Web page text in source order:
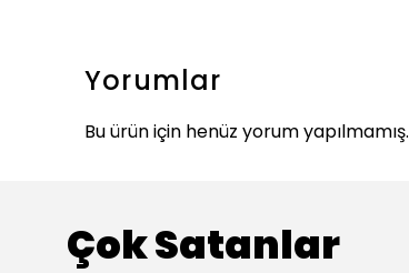
Yorumlar
Bu ürün için henüz yorum yapılmamış.
Çok Satanlar